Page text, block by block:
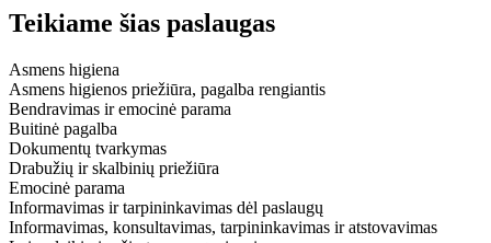
Teikiame šias paslaugas
Asmens higiena
Asmens higienos priežiūra, pagalba rengiantis
Bendravimas ir emocinė parama
Buitinė pagalba
Dokumentų tvarkymas
Drabužių ir skalbinių priežiūra
Emocinė parama
Informavimas ir tarpininkavimas dėl paslaugų
Informavimas, konsultavimas, tarpininkavimas ir atstovavimas